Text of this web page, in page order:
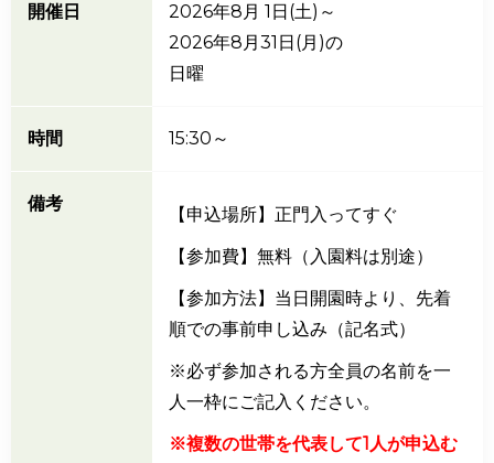
開催日
2026年8月 1日(土)～
2026年8月31日(月)の
日曜
時間 15:30～
備考
【申込場所】正門入ってすぐ
【参加費】無料（入園料は別途）
【参加方法】当日開園時より、先着
順での事前申し込み（記名式）
※必ず参加される方全員の名前を一
人一枠にご記入ください。
※複数の世帯を代表して1人が申込む